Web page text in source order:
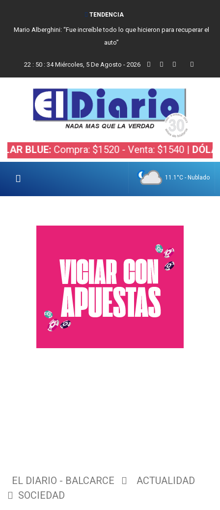
TENDENCIA
Mario Alberghini: “Fue increíble todo lo que hicieron para recuperar el
auto”
22: 50: 35 Miércoles, 5 De Agosto - 2026
Compra: $1520 - Venta: $1540 |DÓLAR
11.1°C - Nublado
EL DIARIO - BALCARCE
ACTUALIDAD
SOCIEDAD